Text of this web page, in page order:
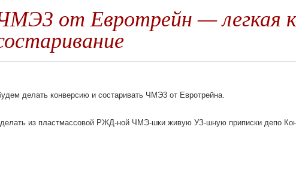
от Евротрейн — легкая
делать конверсию и состаривать ЧМЭ3 от Евротрейна.
из пластмассовой РЖД-ной ЧМЭ-шки живую УЗ-шную приписки депо